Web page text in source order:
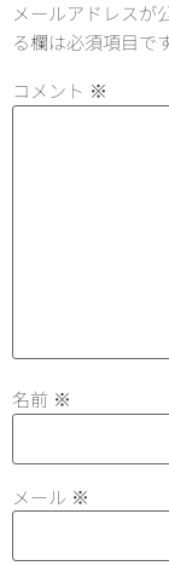
メールアドレスが
る欄は必須項目で
コメント ※
名前 ※
メール ※